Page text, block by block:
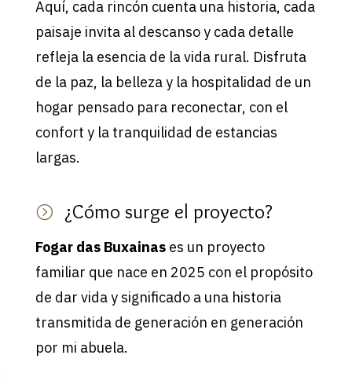
Aquí, cada rincón cuenta una historia, cada
paisaje invita al descanso y cada detalle
refleja la esencia de la vida rural. Disfruta
de la paz, la belleza y la hospitalidad de un
hogar pensado para reconectar, con el
confort y la tranquilidad de estancias
largas.
=
¿Cómo surge el proyecto?
Fogar das Buxainases un proyecto
familiar que nace en 2025 con el propósito
de dar vida y significado a una historia
transmitida de generación en generación
por mi abuela.